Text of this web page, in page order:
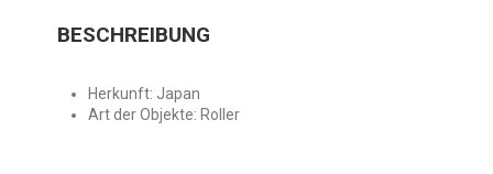
BESCHREIBUNG
Herkunft: Japan
Art der Objekte: Roller